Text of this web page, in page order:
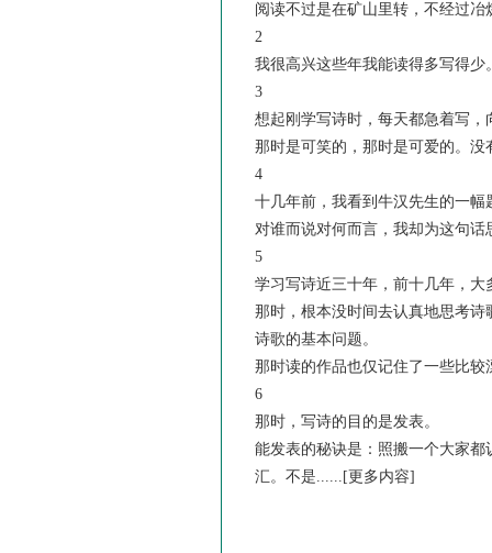
阅读不过是在矿山里转，不经过
2
我很高兴这些年我能读得多写得
3
想起刚学写诗时，每天都急着写
那时是可笑的，那时是可爱的。
4
十几年前，我看到牛汉先生的一
对谁而说对何而言，我却为这句话
5
学习写诗近三十年，前十几年，
那时，根本没时间去认真地思考
诗歌的基本问题。
那时读的作品也仅记住了一些比较
6
那时，写诗的目的是发表。
能发表的秘诀是：照搬一个大家
汇。不是...... [更多内容]